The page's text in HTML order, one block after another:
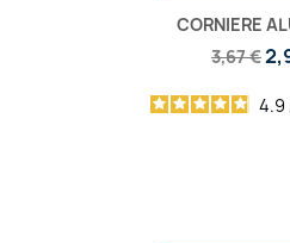
CORNIERE
3,67 €
4.9